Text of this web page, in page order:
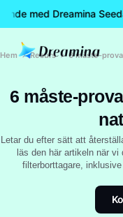
med Dreamina
Hem Resurs 6 måste-
6 måste-
Letar du efter sätt att
läs den här artikeln när
filterborttagare,